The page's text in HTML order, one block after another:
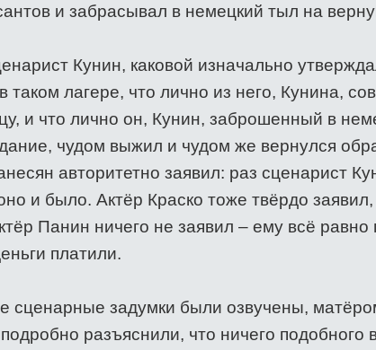
и забрасывал в немецкий тыл на
Кунин, каковой изначально
лагере, что лично из него, Кунина,
и что лично он, Кунин, заброшенный в
чудом выжил и чудом же вернулся
авторитетно заявил: раз сценарист
и было. Актёр Краско тоже твёрдо
Панин ничего не заявил – ему всё равно
платили.
сценарные задумки были озвучены,
разъяснили, что ничего подобного